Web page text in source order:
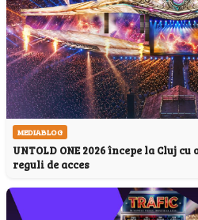
MEDIABLOG
UNTOLD ONE 2026 începe la Cluj
reguli de acces